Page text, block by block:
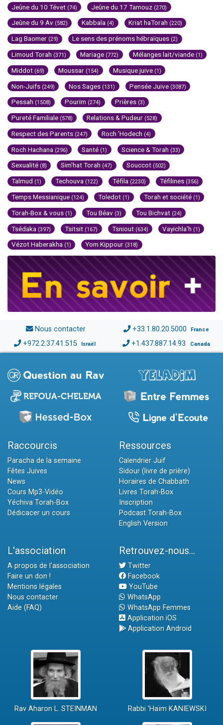
Jeûne du 10 Tévet (74) Jeûne du 17 Tamouz (270)
Jeûne du 9 Av (582) Kabbala (4) Kriat haTorah (220)
Lag Baomer (29) Le sens des prénoms hébraïques (2)
Limoud Torah (371) Mariage (772) Mélanges lait/viande (1)
Middot (69) Moussar (154) Musique juive (1)
Non-Juifs (249) Nos Sages (131) Pensée Juive (3087)
Pessah (1508) Pourim (274) Prières (3)
Pureté Familiale (578) Relations & Pudeur (528)
Respect des Parents (247) Roch 'Hodech (4)
Roch Hachana (296) Santé (1) Science & Torah (33)
Sexualité (8) Sim'hat Torah (47) Souccot (502)
Talmud (1) Techouva (122) Téfila (2230) Téfilines (356)
Temps Messianique (124) Toledot (1) Torah et société (1)
Torah-Box & vous (1) Tou Béav (3) Tou Bichvat (24)
Tsédaka (397) Tsitsit (167) Tsniout (634) Vayichla'h (1)
Vézot Haberakha (1) Yom Kippour (318)
Nous contacter +33.1.80.20.5000 France
+972.2.37.41.515 Israël +1.437.887.14.93 Canada
Raccourcis
Paracha de la semaine
Fêtes Juives
News
Cours Mp3-Vidéo
Yéchiva Torah-Box
Dédicacer un cours
Ressources
Calendrier Juif
Sidour (livre de prière)
Horaires de Chabbath
Livres Torah-Box
Inscription
Podcast Torah-Box
English Version
L'association
A propos de l'association
Faire un don !
Mentions légales
Nous contacter
Aide (FAQ)
Retrouvez-nous...
Twitter
Facebook
YouTube
WhatsApp
WhatsApp Femmes
Application iOS
Application Android
Rav Aharon L. STEINMAN Rabbi 'Haïm KANIEWSKI